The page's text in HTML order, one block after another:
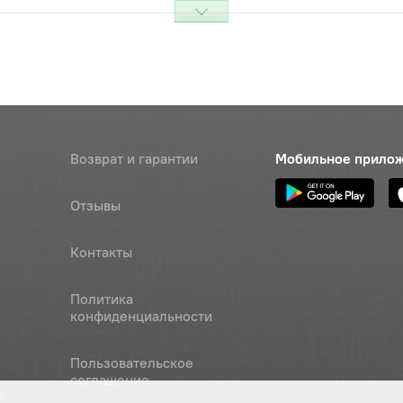
Наличие
Обратитесь к
консультанту
продольной тяги левый
Наличие
Возврат и гарантии
Отзывы
Контакты
Политика
конфиденциальности
Пользовательское
соглашение
Мобильное